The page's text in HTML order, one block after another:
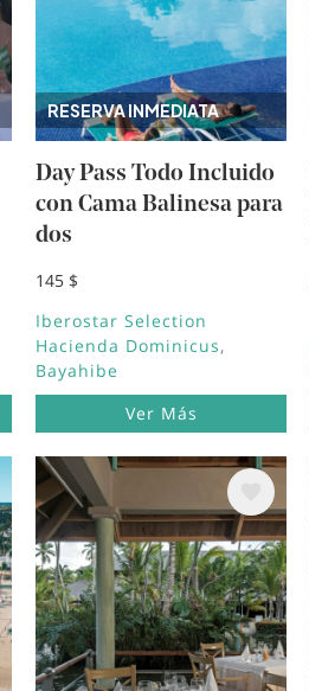
RESERVA INMEDIATA
Day Pass Todo Incluido
con Cama Balinesa para
dos
145 $
Iberostar Selection
Hacienda Dominicus
Bayahibe
Ver Más
Image